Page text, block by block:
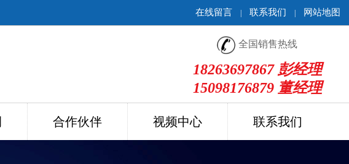
在线留言 联系我们 网站地图
全国销售热线
18263697867 彭经理
15098176879 董经理
合作伙伴 视频中心 联系我们